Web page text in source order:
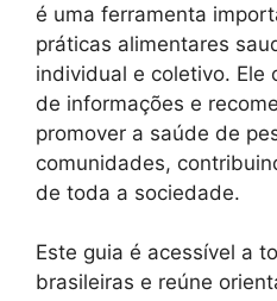
é uma ferramenta
práticas alimentares
individual e coletivo. Ele
de informações e
promover a saúde de
comunidades,
de toda a sociedade.
Este guia é acessível a
brasileiras e reúne